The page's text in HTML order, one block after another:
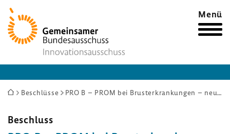
Zur
Startseite
Menü
Sie
hier:
Beschlüsse PRO B – PROM bei Brusterkrankungen – neue Wege in der Versorgung bei metastasiertem Brustkrebs
Beschluss